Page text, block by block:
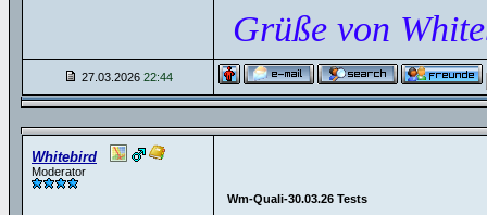
Grüße von
27.03.2026 22:44
Whitebird
Moderator
Wm-Quali-30.03.26 Tests